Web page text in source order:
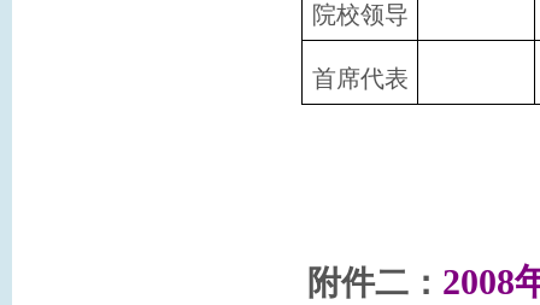
院校领导
首席代表
附件二： 2008